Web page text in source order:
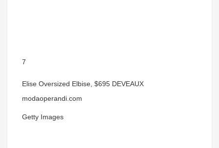
7
Elise Oversized Elbise, $695 DEVEAUX
modaoperandi.com
Getty Images